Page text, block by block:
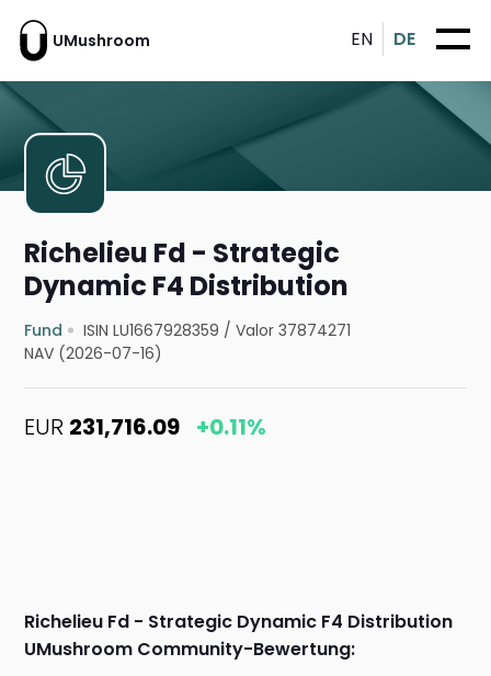
UMushroom EN DE
Richelieu Fd - Strategic
Dynamic F4 Distribution
Fund ISIN LU1667928359 /Valor 37874271
NAV (2026-07-16)
EUR 231,716.09 +0.11%
Richelieu Fd - Strategic Dynamic F4 Distribution
UMushroom Community-Bewertung: